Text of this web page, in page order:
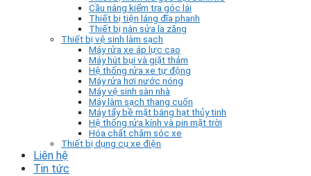
Cầu nâng kiểm tra góc lái
Thiết bị tiện láng đĩa phanh
Thiết bị nắn sửa la zăng
Thiết bị vệ sinh làm sạch
Máy rửa xe áp lực cao
Máy hút bụi và giặt thảm
Hệ thống rửa xe tự động
Máy rửa hơi nước nóng
Máy vệ sinh sàn nhà
Máy làm sạch thang cuốn
Máy tẩy bề mặt bằng hạt thủy tinh
Hệ thống rửa kính và pin mặt trời
Hóa chất chăm sóc xe
Thiết bị dụng cụ xe điện
Liên hệ
Tin tức